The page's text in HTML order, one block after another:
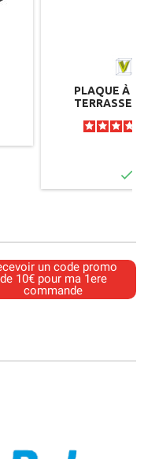
PLAQUE À
TERRASSE -

un code promo
de 10€ pour ma 1ere
commande